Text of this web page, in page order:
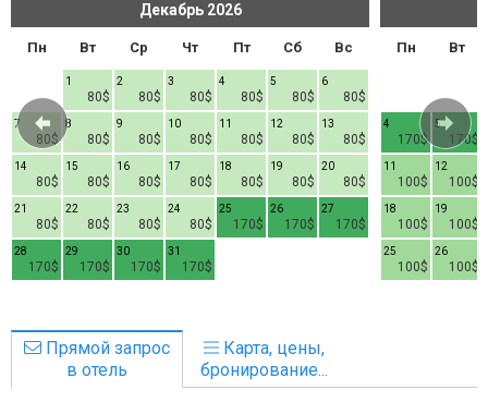
Декабрь 2026
Пн Вт Ср Чт Пт Сб Вс
80$
1
80$
2
80$
3
80$
4
80$
5
80$
6
80$
7
80$
8
80$
9
80$
10
80$
11
80$
12
80$
13
80$
14
80$
15
80$
16
80$
17
80$
18
80$
19
80$
20
80$
21
80$
22
80$
23
80$
24
170$
25
170$
26
170$
27
170$
28
170$
29
170$
30
170$
31
Пн Вт
170$
4
170$
5
100$
11
100$
12
100$
18
100$
19
100$
25
100$
26
Прямой запрос
в отель
Карта, цены,
бронирование...